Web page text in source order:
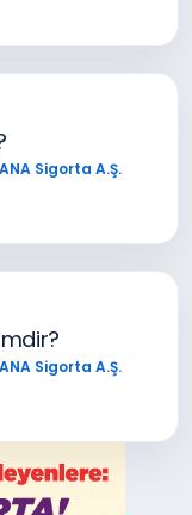
Sigorta A.Ş.
Sigorta A.Ş.